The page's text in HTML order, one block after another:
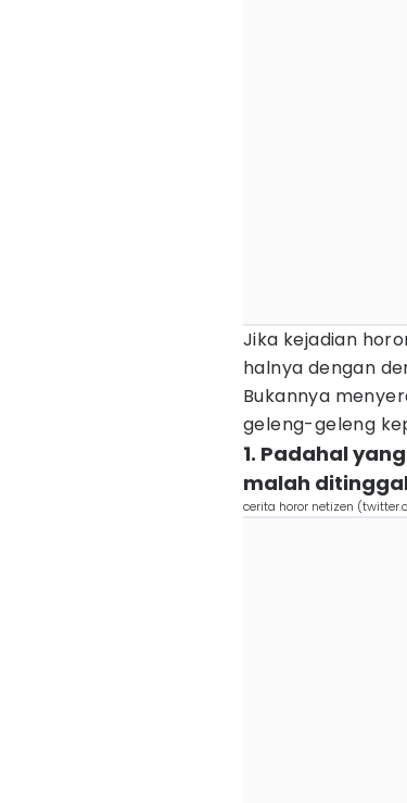
Jika kejadian
halnya dengan
Bukannya
geleng-geleng
1. Padahal
malah
cerita horor netizen